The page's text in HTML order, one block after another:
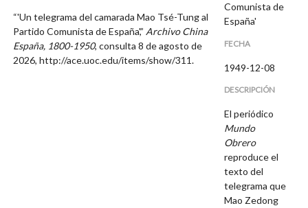
“'Un telegrama del camarada Mao Tsé-Tung al
Partido Comunista de España',” Archivo China
España, 1800-1950, consulta 8 de agosto de
2026,http://ace.uoc.edu/items/show/311.
Comunista de
España'
FECHA
1949-12-08
DESCRIPCIÓN
El periódico
Mundo
Obrero
reproduce el
texto del
telegrama que
Mao Zedong